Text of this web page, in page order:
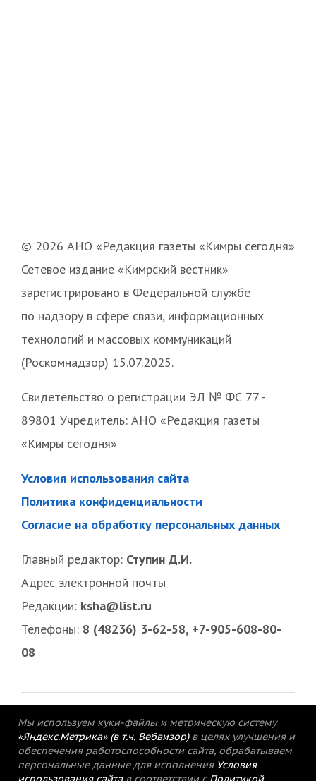
© 2026 АНО «Редакция газеты «Кимры сегодня»
Сетевое издание «Кимрский вестник»
зарегистрировано в Федеральной службе
по надзору в сфере связи, информационных
технологий и массовых коммуникаций
(Роскомнадзор) 15.07.2025.
Свидетельство о регистрации ЭЛ № ФС 77 -
89801 Учредитель: АНО «Редакция газеты
«Кимры сегодня»
Условия использования сайта
Политика конфиденциальности
Согласие на обработку персональных данных
Главный редактор: Ступин Д.И.
Адрес электронной почты
Редакции: ksha@list.ru
Телефоны: 8 (48236) 3-62-58, +7-905-608-80-
08
Мы используем куки-файлы и метрическую систему
«Яндекс.Метрика» (в т.ч. Вебвизор) в целях улучшения и
обеспечения работоспособности сайта, обрабатываем
персональные данные для исполнения Условия